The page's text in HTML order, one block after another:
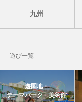
九州
遊び一覧
遊園地・
テーマパーク・美術館